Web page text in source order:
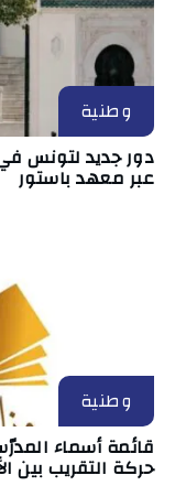
وطنية
دور جديد لتونس
عبر معهد باستور
وطنية
قائمة أسماء
حركة التقريب بين